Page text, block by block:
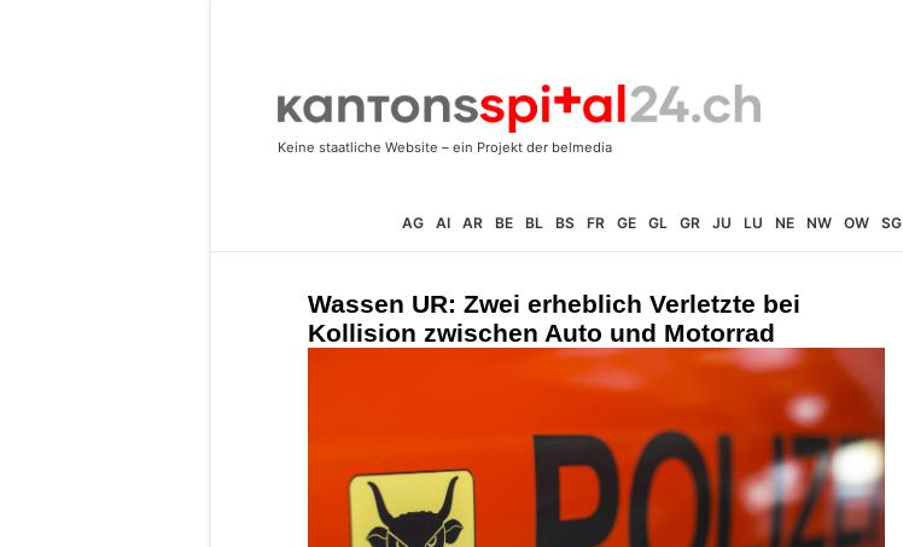
AG AI AR BE BL BS FR GE GL GR JU LU NE NW OW SG
Wassen UR: Zwei erheblich Verletzte bei
Kollision zwischen Auto und Motorrad